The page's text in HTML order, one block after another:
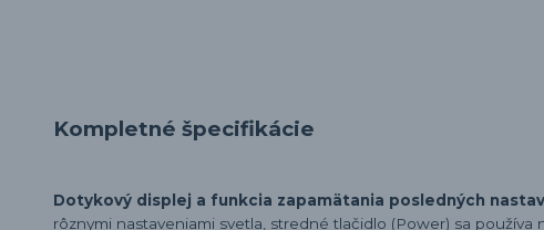
Kompletné špecifikácie
Dotykový displej a funkcia zapamätania posledných
rôznymi nastaveniami svetla, stredné tlačidlo (Power) sa